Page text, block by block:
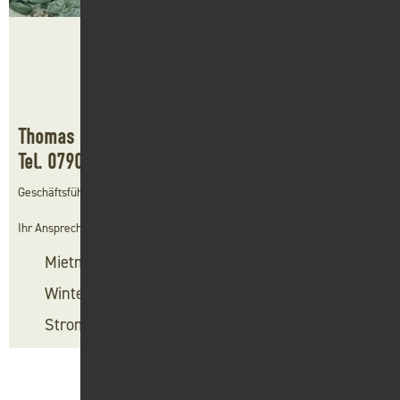
Thomas Braun
Tel. 07904 940024
Geschäftsführung Asedi GmbH
Ihr Ansprechpartner für:
Mietmaschinen
Winterdienst
Stromverkauf